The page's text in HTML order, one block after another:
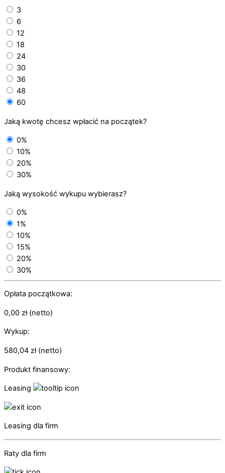
3
6
12
18
24
30
36
48
60
Jaką kwotę chcesz wpłacić na początek?
0%
10%
20%
30%
Jaką wysokość wykupu wybierasz?
0%
1%
10%
15%
20%
30%
Opłata początkowa:
0,00 zł(netto)
Wykup:
580,04 zł(netto)
Produkt finansowy:
Leasing
Leasing dla firm
Raty dla firm